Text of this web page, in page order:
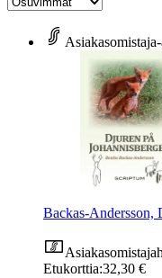
Backas-Andersson,
Etukorttia:32,30 €